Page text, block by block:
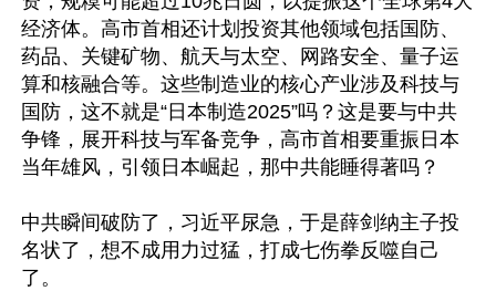
经济体。高市首相还计划投资其他领域包括国防、
药品、关键矿物、航天与太空、网路安全、量子运
算和核融合等。这些制造业的核心产业涉及科技与
国防，这不就是“日本制造2025”吗？这是要与中共
争锋，展开科技与军备竞争，高市首相要重振日本
当年雄风，引领日本崛起，那中共能睡得著吗？
中共瞬间破防了，习近平尿急，于是薛剑纳主子投
名状了，想不成用力过猛，打成七伤拳反噬自己
了。